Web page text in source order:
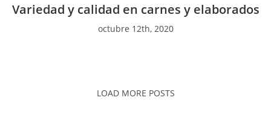
Variedad y calidad en carnes y elaborados
octubre 12th, 2020
LOAD MORE POSTS